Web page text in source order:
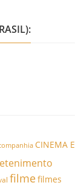
CINEMA E
filmefilmes